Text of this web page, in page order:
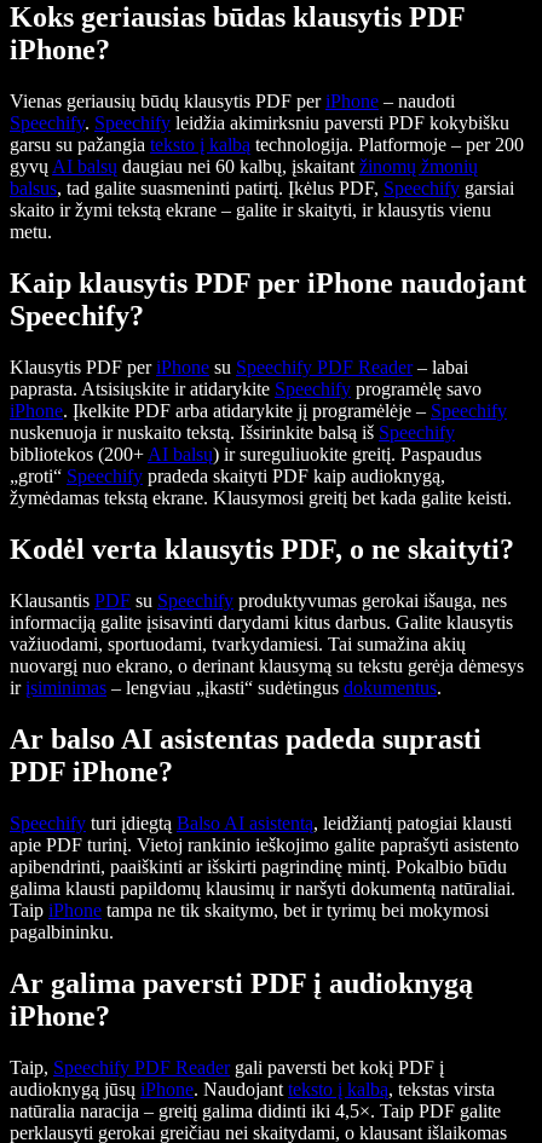
Koks geriausias būdas klausytis PDF
iPhone?
Vienas geriausių būdų klausytis PDF periPhone – naudoti
Speechify. Speechify leidžia akimirksniu paversti PDF kokybišku
garsu su pažangia teksto į kalbą technologija. Platformoje – per 200
gyvų AI balsų daugiau nei 60 kalbų, įskaitant žinomų žmonių
balsus, tad galite suasmeninti patirtį. Įkėlus PDF, Speechify garsiai
skaito ir žymi tekstą ekrane – galite ir skaityti, ir klausytis vienu
metu.
Kaip klausytis PDF per iPhone naudojant
Speechify?
Klausytis PDF periPhone su Speechify PDF Reader– labai
paprasta. Atsisiųskite ir atidarykite Speechify programėlę savo
iPhone. Įkelkite PDF arba atidarykite jį programėlėje – Speechify
nuskenuoja ir nuskaito tekstą. Išsirinkite balsą iš Speechify
bibliotekos (200+ AI balsų) ir sureguliuokite greitį. Paspaudus
„groti“ Speechify pradeda skaityti PDF kaip audioknygą,
žymėdamas tekstą ekrane. Klausymosi greitį bet kada galite keisti.
Kodėl verta klausytis PDF, o ne skaityti?
Klausantis PDF su Speechify produktyvumas gerokai išauga, nes
informaciją galite įsisavinti darydami kitus darbus. Galite klausytis
važiuodami, sportuodami, tvarkydamiesi. Tai sumažina akių
nuovargį nuo ekrano, o derinant klausymą su tekstu gerėja dėmesys
irįsiminimas – lengviau „įkasti“ sudėtingus dokumentus.
Ar balso AI asistentas padeda suprasti
PDF iPhone?
Speechify turi įdiegtą Balso AI asistentą, leidžiantį patogiai klausti
apie PDF turinį. Vietoj rankinio ieškojimo galite paprašyti asistento
apibendrinti, paaiškinti ar išskirti pagrindinę mintį. Pokalbio būdu
galima klausti papildomų klausimų ir naršyti dokumentą natūraliai.
Taip iPhone tampa ne tik skaitymo, bet ir tyrimų bei mokymosi
pagalbininku.
Ar galima paversti PDF į audioknygą
iPhone?
Taip, Speechify PDF Readergali paversti bet kokį PDF į
audioknygą jūsų iPhone. Naudojant teksto į kalbą, tekstas virsta
natūralia naracija – greitį galima didinti iki 4,5×. Taip PDF galite
perklausyti gerokai greičiau nei skaitydami, o klausant išlaikomas